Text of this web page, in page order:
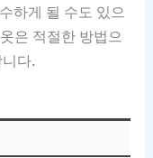
하게 될 수도 있으
은 적절한 방법으
다.